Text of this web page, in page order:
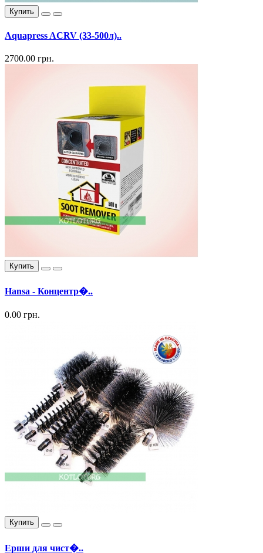
Купить
Aquapress ACRV (33-500л)..
2700.00 грн.
Купить
Hansa - Концентр�..
0.00 грн.
Купить
Ерши для чист�..